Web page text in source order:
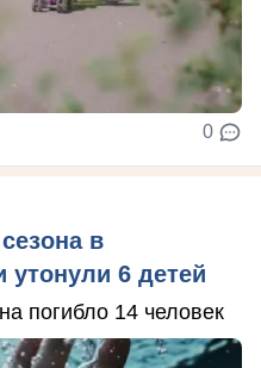
0
в
утонули 6 детей
погибло 14 человек